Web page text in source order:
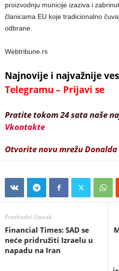
proizvodnju municije izaziva i
članicama EU koje tradicionalno
odbrane.
Webtribune.rs
Najnovije i najvažnije
Telegramu – Prijavi se
Pratite tokom 24 sata naše
Vkontakte
Otvorite novu mrežu
Prethodni članak
Financial Times: SAD se
neće pridružiti Izraelu u
napadu na Iran